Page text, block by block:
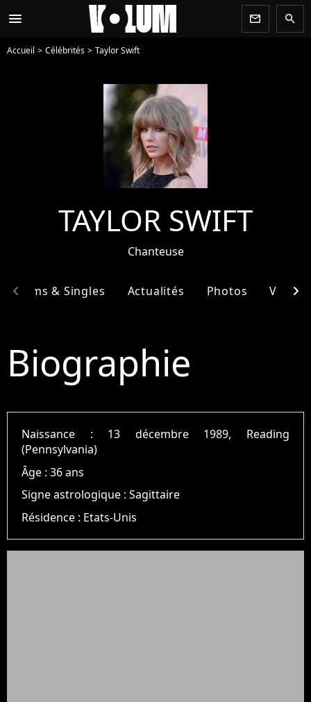
menu newsletter search
Accueil Célébrités Taylor Swift
TAYLOR SWIFT
Chanteuse
Albums & Singles Actualités Photos Vidéos
chevron_left chevron_right
Biographie
Naissance : 13 décembre 1989, Reading
(Pennsylvania)
Âge :36 ans
Signe astrologique :Sagittaire
Résidence : Etats-Unis